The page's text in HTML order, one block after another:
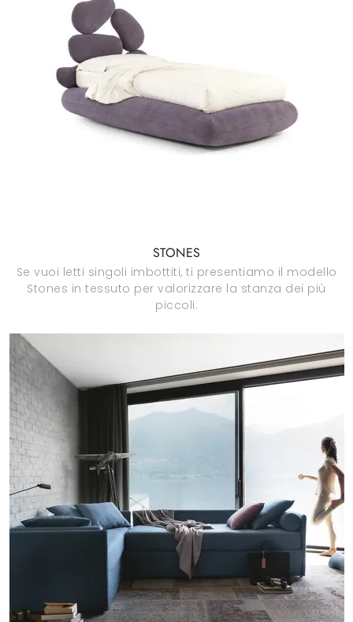
STONES
Se vuoi letti singoli imbottiti, ti presentiamo il modello
Stones in tessuto per valorizzare la stanza dei più
piccoli.